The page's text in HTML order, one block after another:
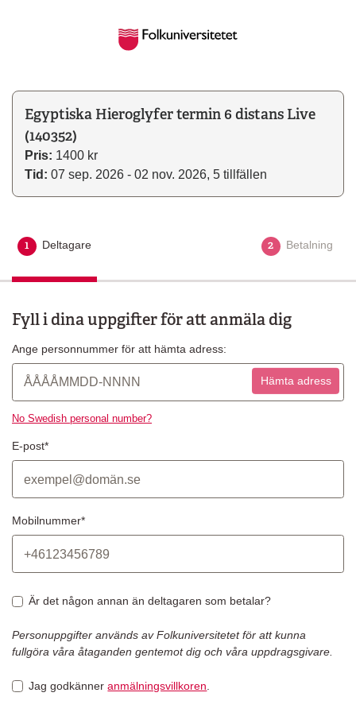
Egyptiska Hieroglyfer termin 6 distans Live
(140352)
Pris: 1400 kr
Tid: 07 sep. 2026 - 02 nov. 2026, 5 tillfällen
1 Aktuellt steg
Deltagare 2 Betalning
Fyll i dina uppgifter för att anmäla dig
Ange personnummer för att hämta adress:
Hämta adress
No Swedish personal number?
E-post*
Mobilnummer*
Är det någon annan än deltagaren som betalar?
Personuppgifter används av Folkuniversitetet för att kunna
fullgöra våra åtaganden gentemot dig och våra uppdragsgivare.
Jag godkänneranmälningsvillkoren